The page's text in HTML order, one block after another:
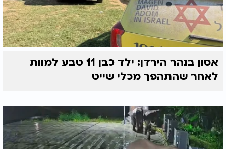
אסון בנהר הירדן: ילד כבן 11 טבע למוות
לאחר שהתהפך מכלי שייט